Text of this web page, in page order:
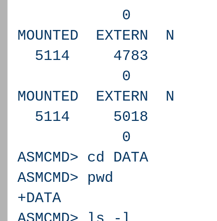
0 Y
MOUNTED
5114
0 N
MOUNTED
5114
0 N
ASMCMD> cd DATA
ASMCMD> pwd
+DATA